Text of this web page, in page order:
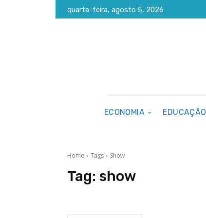
quarta-feira, agosto 5, 2026
ECONOMIA EDUCAÇÃO
Home Tags Show
Tag: show